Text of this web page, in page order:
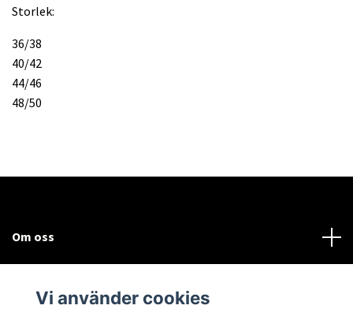
Storlek:
36/38
40/42
44/46
48/50
Om oss
Vi använder cookies